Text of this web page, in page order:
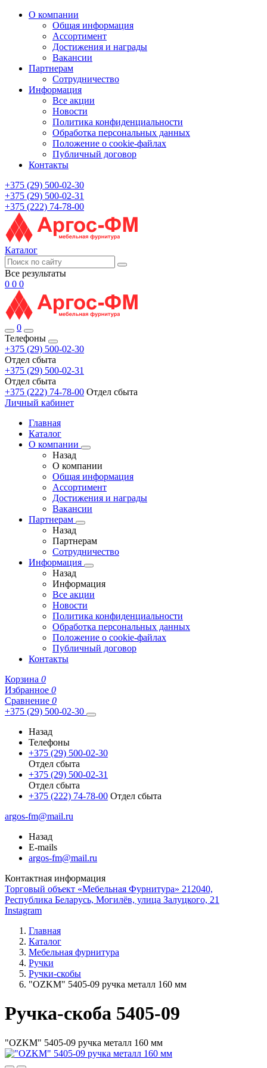
О компании
Общая информация
Ассортимент
Достижения и награды
Вакансии
Партнерам
Сотрудничество
Информация
Все акции
Новости
Политика конфиденциальности
Обработка персональных данных
Положение о cookie-файлах
Публичный договор
Контакты
+375 (29) 500-02-30
+375 (29) 500-02-31
+375 (222) 74-78-00
Каталог
Все результаты
0 0 0
0
Телефоны
+375 (29) 500-02-30
Отдел сбыта
+375 (29) 500-02-31
Отдел сбыта
+375 (222) 74-78-00 Отдел сбыта
Личный кабинет
Главная
Каталог
О компании
Назад
О компании
Общая информация
Ассортимент
Достижения и награды
Вакансии
Партнерам
Назад
Партнерам
Сотрудничество
Информация
Назад
Информация
Все акции
Новости
Политика конфиденциальности
Обработка персональных данных
Положение о cookie-файлах
Публичный договор
Контакты
Корзина 0
Избранное 0
Сравнение 0
+375 (29) 500-02-30
Назад
Телефоны
+375 (29) 500-02-30
Отдел сбыта
+375 (29) 500-02-31
Отдел сбыта
+375 (222) 74-78-00 Отдел сбыта
argos-fm@mail.ru
Назад
E-mails
argos-fm@mail.ru
Контактная информация
Торговый объект «Мебельная Фурнитура» 212040,
Республика Беларусь, Могилёв, улица Залуцкого, 21
Instagram
Главная
Каталог
Мебельная фурнитура
Ручки
Ручки-скобы
"OZKM" 5405-09 ручка металл 160 мм
Ручка-скоба 5405-09
"OZKM" 5405-09 ручка металл 160 мм